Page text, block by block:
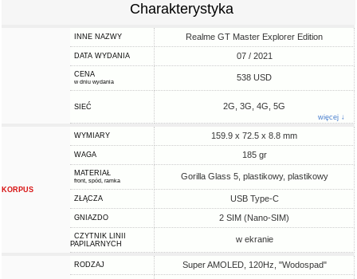
Charakterystyka
INNE NAZWY Realme GT Master Explorer Edition
DATA WYDANIA 07 / 2021
CENA
w dniu wydania 538 USD
SIEĆ 2G, 3G, 4G, 5G
więcej ↓
KORPUS
WYMIARY 159.9 x 72.5 x 8.8 mm
WAGA 185 gr
MATERIAŁ
front, spód, ramka Gorilla Glass 5, plastikowy, plastikowy
ZŁĄCZA USB Type-C
GNIAZDO 2 SIM (Nano-SIM)
CZYTNIK LINII
PAPILARNYCH
w ekranie
RODZAJ Super AMOLED, 120Hz, "Wodospad"